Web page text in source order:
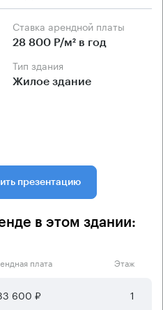
Ставка арендной платы
28 800 Р/м² в год
Тип здания
Жилое здание
презентацию
в этом здании:
плата Этаж
600 ₽ 1